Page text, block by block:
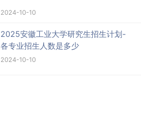
2024-10-10
2025安徽工业大学研究生招生计划-
各专业招生人数是多少
2024-10-10